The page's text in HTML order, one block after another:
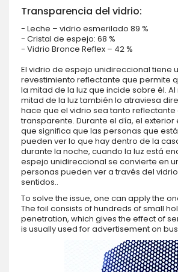
Transparencia del vidrio:
- Leche – vidrio esmerilado 89 %
- Cristal de espejo: 68 %
- Vidrio Bronce Reflex – 42 %
El vidrio de espejo unidireccional tiene
revestimiento reflectante que permite
la mitad de la luz que incide sobre él.
mitad de la luz también lo atraviesa
hace que el vidrio sea tanto
transparente. Durante el día, el exterior
que significa que las personas que
pueden ver lo que hay dentro de la
durante la noche, cuando la luz está
espejo unidireccional se convierte en
personas pueden ver a través del
sentidos..
To solve the issue, one can apply the
The foil consists of hundreds of small
penetration, which gives the effect of
is usually used for advertisement on